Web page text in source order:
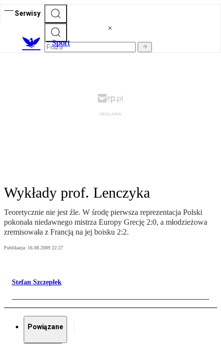
Serwisy
Sport
Wykłady prof. Lenczyka
Teoretycznie nie jest źle. W środę pierwsza reprezentacja Polski
pokonała niedawnego mistrza Europy Grecję 2:0, a młodzieżowa
zremisowała z Francją na jej boisku 2:2.
Publikacja: 16.08.2009 22:27
Stefan Szczepłek
Powiązane